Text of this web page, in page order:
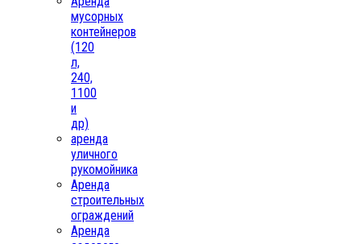
мусорных
контейнеров
(120
л,
240,
1100
и
др)
аренда
уличного
рукомойника
Аренда
строительных
ограждений
Аренда